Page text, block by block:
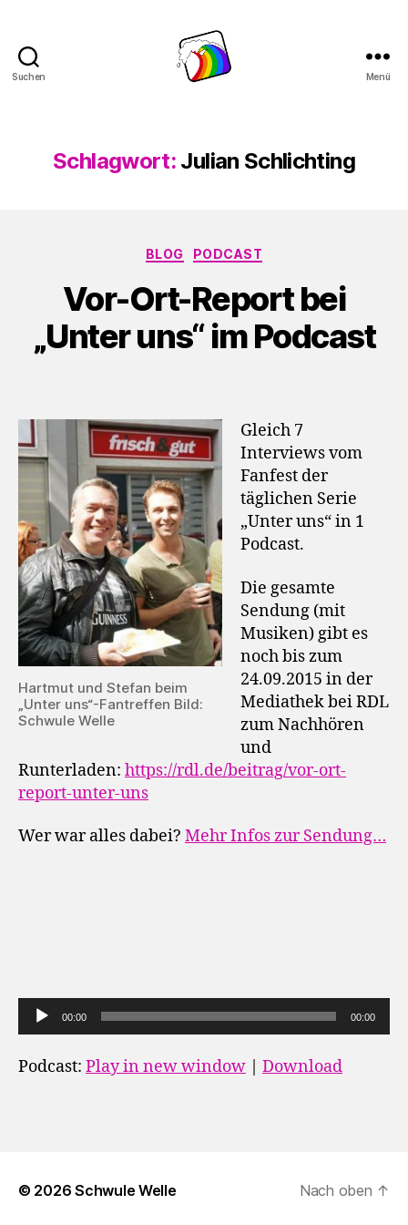
Suchen Menü
Schlagwort: Julian Schlichting
Kategorien
BLOG PODCAST
Vor-Ort-Report bei
„Unter uns“ im Podcast
Hartmut und Stefan beim
„Unter uns“-Fantreffen Bild:
Schwule Welle
Gleich 7
Interviews vom
Fanfest der
täglichen Serie
„Unter uns“ in 1
Podcast.
Die gesamte
Sendung (mit
Musiken) gibt es
noch bis zum
24.09.2015 in der
Mediathek bei RDL
zum Nachhören
und
Runterladen: https://rdl.de/beitrag/vor-ort-
report-unter-uns
Wer war alles dabei? Mehr Infos zur Sendung…
u
d
l
00:00 00:00
Podcast: Play in new window Download
© 2026Schwule Welle Nach oben ↑